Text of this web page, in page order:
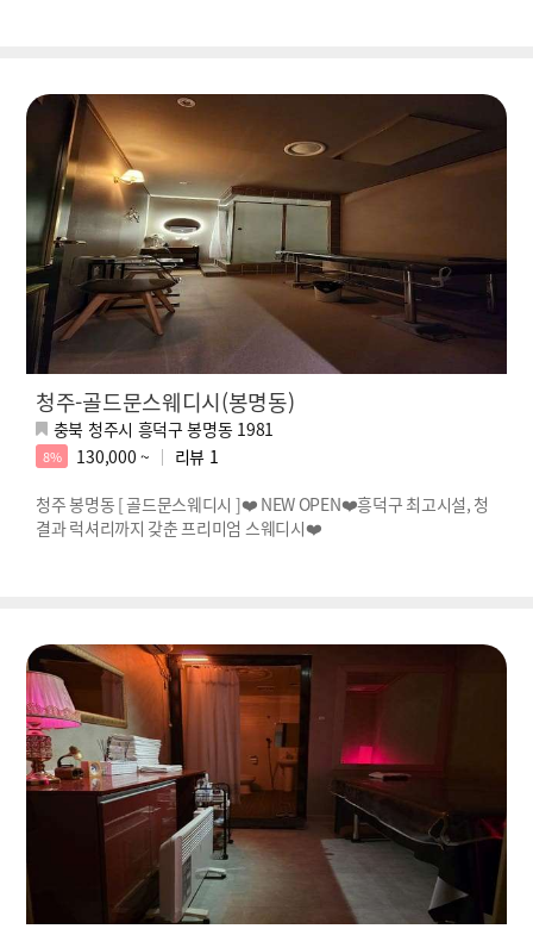
청주-골드문스웨디시(봉명동)
충북 청주시 흥덕구 봉명동 1981
8% 130,000 ~ 리뷰 1
청주 봉명동 [ 골드문스웨디시 ]❤️ NEW OPEN❤️흥덕구 최고시설, 청
결과 럭셔리까지 갖춘 프리미엄 스웨디시❤️